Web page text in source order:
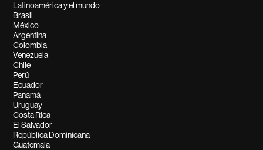
Latinoamérica y el mundo
Brasil
México
Argentina
Colombia
Venezuela
Chile
Perú
Ecuador
Panamá
Uruguay
Costa Rica
El Salvador
República Dominicana
Guatemala